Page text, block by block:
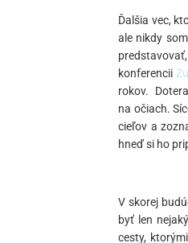
Ďalšia vec,
ale nikdy
konferencii
rokov.
na očiach.
cieľov a
hneď si ho
V skorej
byť len
cesty,